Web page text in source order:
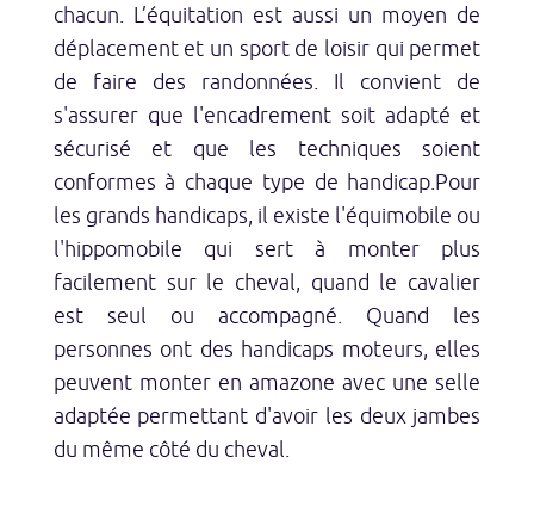
chacun. L’équitation est aussi un moyen de
déplacement et un sport de loisir qui permet
de faire des randonnées. Il convient de
s'assurer que l'encadrement soit adapté et
sécurisé et que les techniques soient
conformes à chaque type de handicap.Pour
les grands handicaps, il existe l'équimobile ou
l'hippomobile qui sert à monter plus
facilement sur le cheval, quand le cavalier
est seul ou accompagné. Quand les
personnes ont des handicaps moteurs, elles
peuvent monter en amazone avec une selle
adaptée permettant d'avoir les deux jambes
du même côté du cheval.